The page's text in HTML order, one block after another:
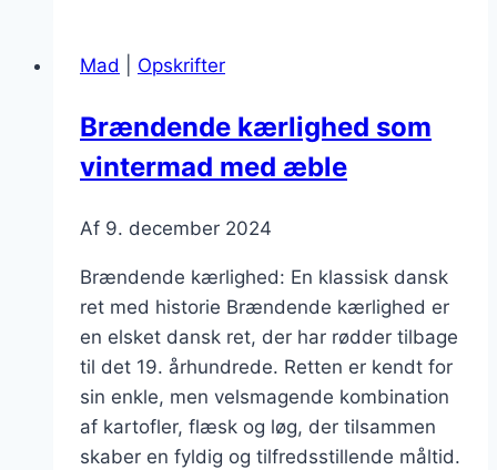
For
ekstra
fylde
Mad Opskrifter
Brændende kærlighed som
vintermad med æble
Af 9. december 2024
Brændende kærlighed: En klassisk dansk
ret med historie Brændende kærlighed er
en elsket dansk ret, der har rødder tilbage
til det 19. århundrede. Retten er kendt for
sin enkle, men velsmagende kombination
af kartofler, flæsk og løg, der tilsammen
skaber en fyldig og tilfredsstillende måltid.